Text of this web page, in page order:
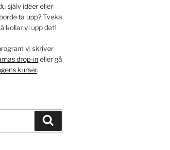
själv idéer eller
ta upp? Tveka
kollar vi upp det!
vi skriver
drop-ineller gå
kurser.